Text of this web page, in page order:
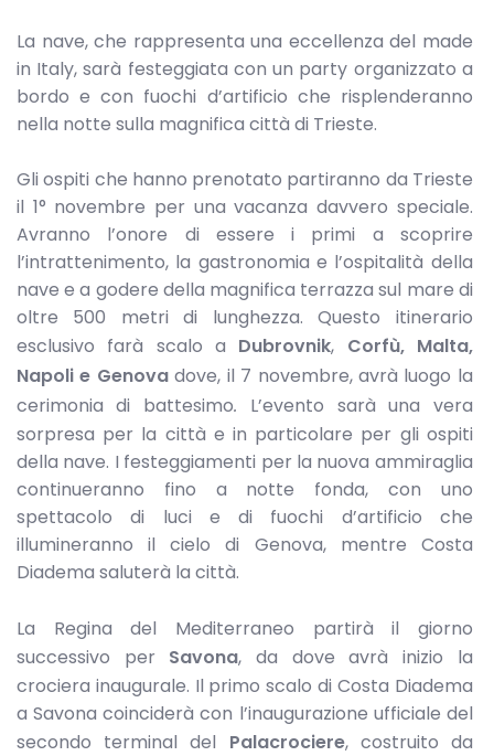
La nave, che rappresenta una eccellenza del made
in Italy, sarà festeggiata con un party organizzato a
bordo e con fuochi d’artificio che risplenderanno
nella notte sulla magnifica città di Trieste.
Gli ospiti che hanno prenotato partiranno da Trieste
il 1° novembre per una vacanza davvero speciale.
Avranno l’onore di essere i primi a scoprire
l’intrattenimento, la gastronomia e l’ospitalità della
nave e a godere della magnifica terrazza sul mare di
oltre 500 metri di lunghezza. Questo itinerario
esclusivo farà scalo a Dubrovnik, Corfù, Malta,
Napoli e Genovadove, il 7 novembre, avrà luogo la
cerimonia di battesimo. L’evento sarà una vera
sorpresa per la città e in particolare per gli ospiti
della nave. I festeggiamenti per la nuova ammiraglia
continueranno fino a notte fonda, con uno
spettacolo di luci e di fuochi d’artificio che
illumineranno il cielo di Genova, mentre Costa
Diadema saluterà la città.
La Regina del Mediterraneo partirà il giorno
successivo per Savona, da dove avrà inizio la
crociera inaugurale. Il primo scalo di Costa Diadema
a Savona coinciderà con l’inaugurazione ufficiale del
secondo terminal del Palacrociere, costruito da